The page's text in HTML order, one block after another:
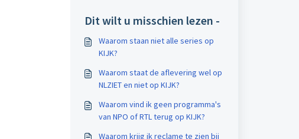
Dit wilt u misschien lezen -
Waarom staan niet alle series op
KIJK?
Waarom staat de aflevering wel op
NLZIET en niet op KIJK?
Waarom vind ik geen programma's
van NPO of RTL terug op KIJK?
Waarom krijg ik reclame te zien bij